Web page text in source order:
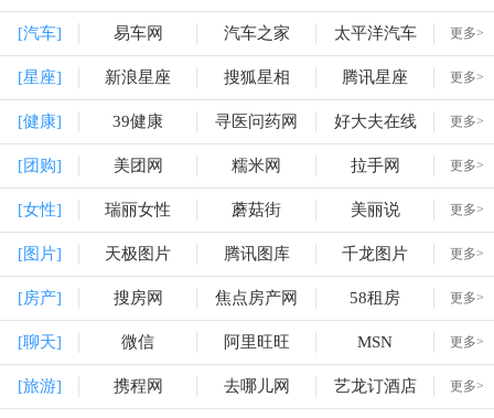
[汽车] 易车网 汽车之家 太平洋汽车 更多>
[星座] 新浪星座 搜狐星相 腾讯星座 更多>
[健康] 39健康 寻医问药网 好大夫在线 更多>
[团购] 美团网 糯米网 拉手网 更多>
[女性] 瑞丽女性 蘑菇街 美丽说 更多>
[图片] 天极图片 腾讯图库 千龙图片 更多>
[房产] 搜房网 焦点房产网 58租房 更多>
[聊天] 微信 阿里旺旺 MSN 更多>
[旅游] 携程网 去哪儿网 艺龙订酒店 更多>